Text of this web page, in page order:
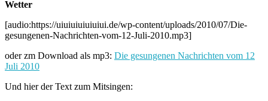
Wetter
[audio:https://uiuiuiuiuiuiui.de/wp-content/uploads/2010/07/Die-
gesungenen-Nachrichten-vom-12-Juli-2010.mp3]
oder zm Download als mp3: Die gesungenen Nachrichten vom 12
Juli 2010
Und hier der Text zum Mitsingen: